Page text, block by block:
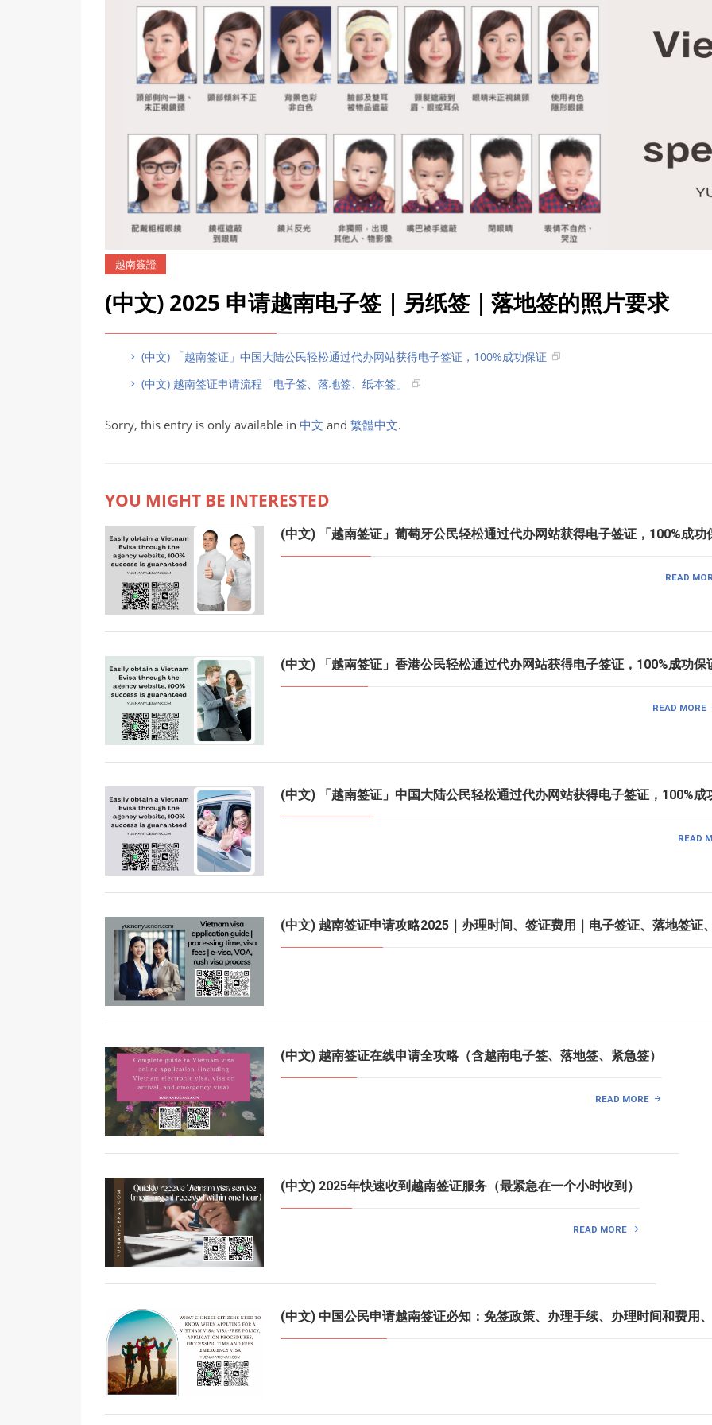
越南簽證
(中文) 2025 申请越南电子签｜另纸签｜落地签的照片要求
(中文) 「越南签证」中国大陆公民轻松通过代办网站获得电子签证，100%成功保证
(中文) 越南签证申请流程「电子签、落地签、纸本签」
Sorry, this entry is only available in 中文 and 繁體中文.
YOU MIGHT BE INTERESTED
(中文) 「越南签证」葡萄牙公民轻松通过代办网站获得电子签证，100%成功
READ
(中文) 「越南签证」香港公民轻松通过代办网站获得电子签证，100%成功保
READ MORE
(中文) 「越南签证」中国大陆公民轻松通过代办网站获得电子签证，100%成
READ
(中文) 越南签证申请攻略2025｜办理时间、签证费用｜电子签证、落地签证
(中文) 越南签证在线申请全攻略（含越南电子签、落地签、紧急签）
READ MORE
(中文) 2025年快速收到越南签证服务（最紧急在一个小时收到）
READ MORE
(中文) 中国公民申请越南签证必知：免签政策、办理手续、办理时间和费用